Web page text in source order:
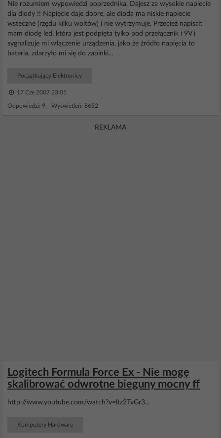
Nie rozumiem wypowiedzi poprzednika. Dajesz za wysokie napiecie
dla diody !! Napięcie daje dobre, ale dioda ma niskie napiecie
wsteczne (rzędu kilku woltów) i nie wytrzymuje. Przecież napisał:
mam diodę led, która jest podpięta tylko pod przełącznik i 9V i
sygnalizuje mi włączenie urządzenia, jako że źródło napięcia to
bateria, zdarzyło mi się do zapinki...
Początkujący Elektronicy
17 Cze 2007 23:01
Odpowiedzi: 9 Wyświetleń: 8652
REKLAMA
Logitech Formula Force Ex - Nie mogę
skalibrować odwrotne bieguny mocny ff
http://www.youtube.com/watch?v=ltz2TvGr3...
Komputery Hardware